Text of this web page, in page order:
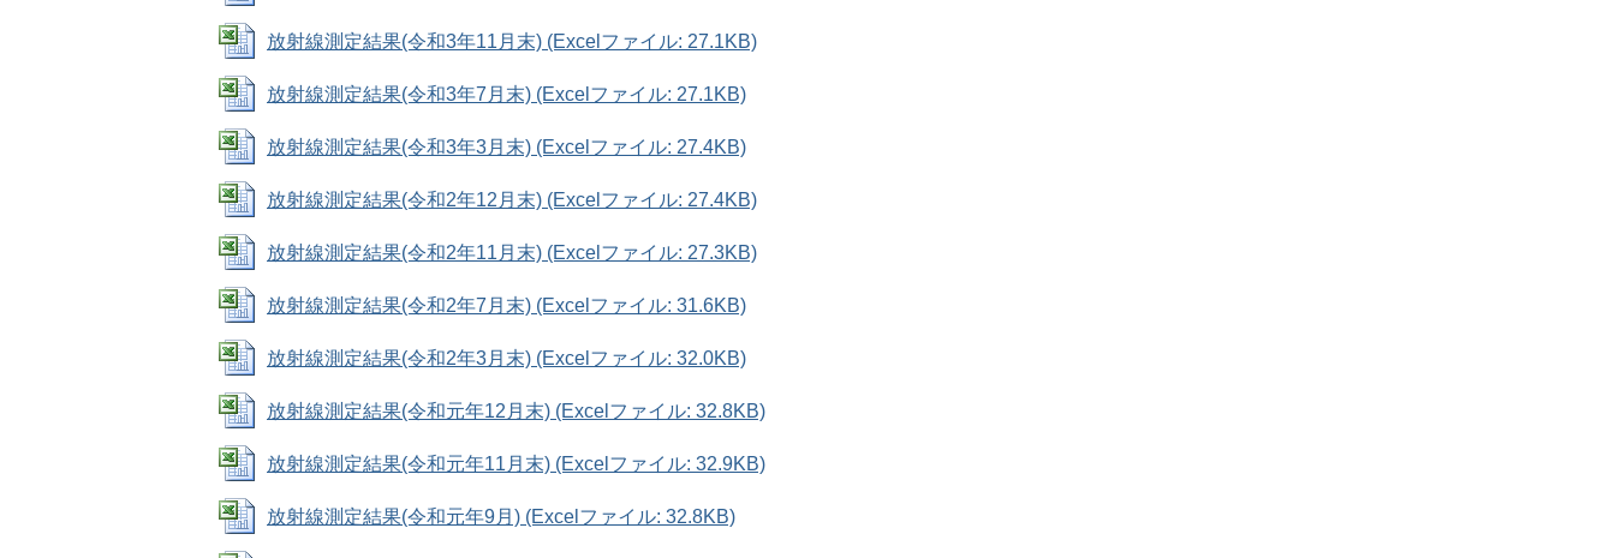
放射線測定結果(令和3年11月末) (Excelファイル: 27.1KB)
放射線測定結果(令和3年7月末) (Excelファイル: 27.1KB)
放射線測定結果(令和3年3月末) (Excelファイル: 27.4KB)
放射線測定結果(令和2年12月末) (Excelファイル: 27.4KB)
放射線測定結果(令和2年11月末) (Excelファイル: 27.3KB)
放射線測定結果(令和2年7月末) (Excelファイル: 31.6KB)
放射線測定結果(令和2年3月末) (Excelファイル: 32.0KB)
放射線測定結果(令和元年12月末) (Excelファイル: 32.8KB)
放射線測定結果(令和元年11月末) (Excelファイル: 32.9KB)
放射線測定結果(令和元年9月) (Excelファイル: 32.8KB)